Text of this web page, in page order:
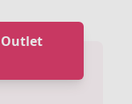
Outlet